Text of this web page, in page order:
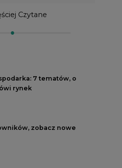
Czytane
7 tematów, o
rynek
zobacz nowe